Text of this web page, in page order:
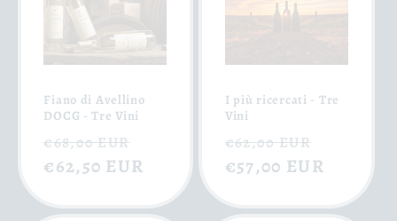
Fiano di Avellino
DOCG - Tre Vini
Prezzo
di
€68,00 EUR
scontato
€62,50 EUR
I più ricercati - Tre
Vini
Prezzo
di
€62,00 EUR
€57,00 EUR